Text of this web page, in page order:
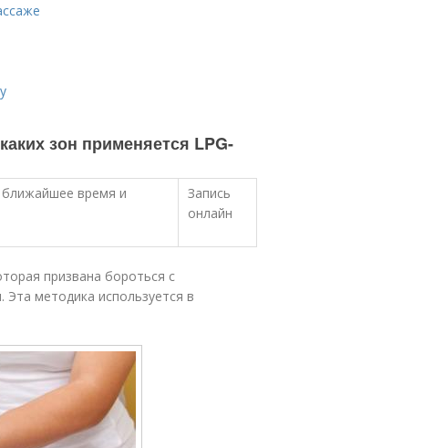
зон применяется LPG-
время и
Запись
онлайн
призвана бороться с
методика используется в